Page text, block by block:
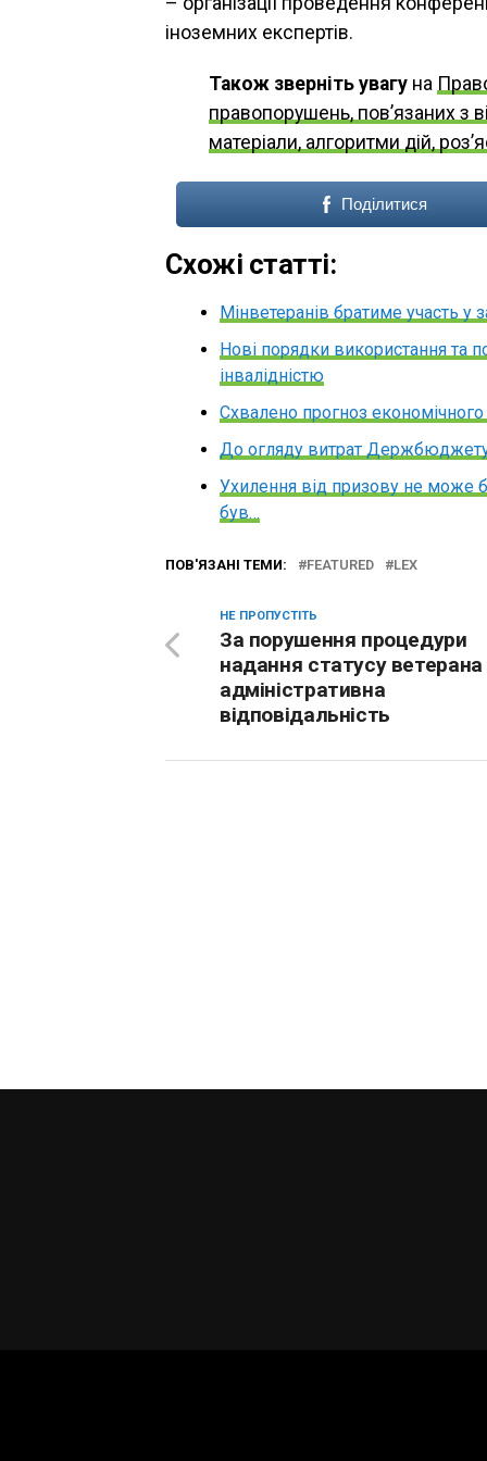
іноземних експертів.
Також зверніть увагу на
правопорушень, пов’язаних з
матеріали, алгоритми дій,
Поділитися
Схожі статті:
Мінветеранів братиме участь у
Нові порядки використання та
інвалідністю
Схвалено прогноз
До огляду витрат Держбюджету
Ухилення від призову не може
був…
ПОВ'ЯЗАНІ ТЕМИ: FEATURED LEX
НЕ ПРОПУСТІТЬ
За порушення процедури
надання статусу ветерана
адміністративна
відповідальність